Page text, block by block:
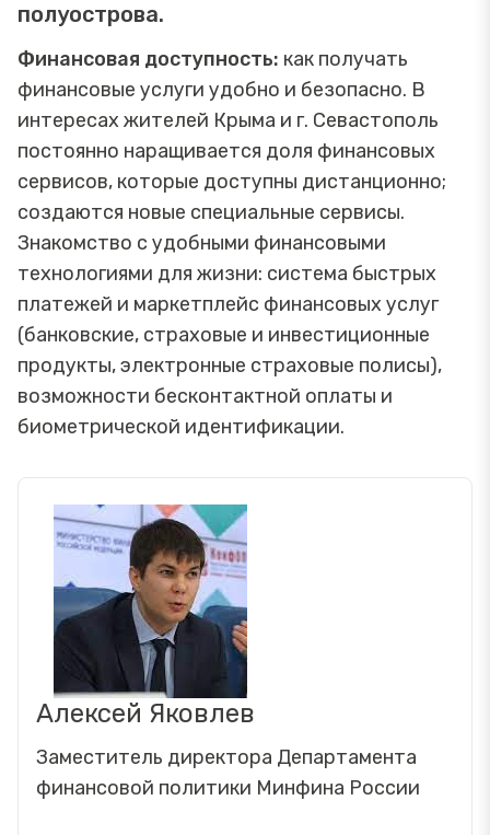
полуострова.
Финансовая доступность: как получать
финансовые услуги удобно и безопасно. В
интересах жителей Крыма и г. Севастополь
постоянно наращивается доля финансовых
сервисов, которые доступны дистанционно;
создаются новые специальные сервисы.
Знакомство с удобными финансовыми
технологиями для жизни: система быстрых
платежей и маркетплейс финансовых услуг
(банковские, страховые и инвестиционные
продукты, электронные страховые полисы),
возможности бесконтактной оплаты и
биометрической идентификации.
Алексей Яковлев
Заместитель директора Департамента
финансовой политики Минфина России